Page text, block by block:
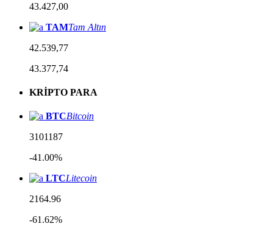
43.427,00
TAMTam Altın
42.539,77
43.377,74
KRİPTO PARA
BTCBitcoin
3101187
-41.00%
LTCLitecoin
2164.96
-61.62%